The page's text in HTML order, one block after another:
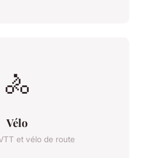
🚴
Vélo
et vélo de route